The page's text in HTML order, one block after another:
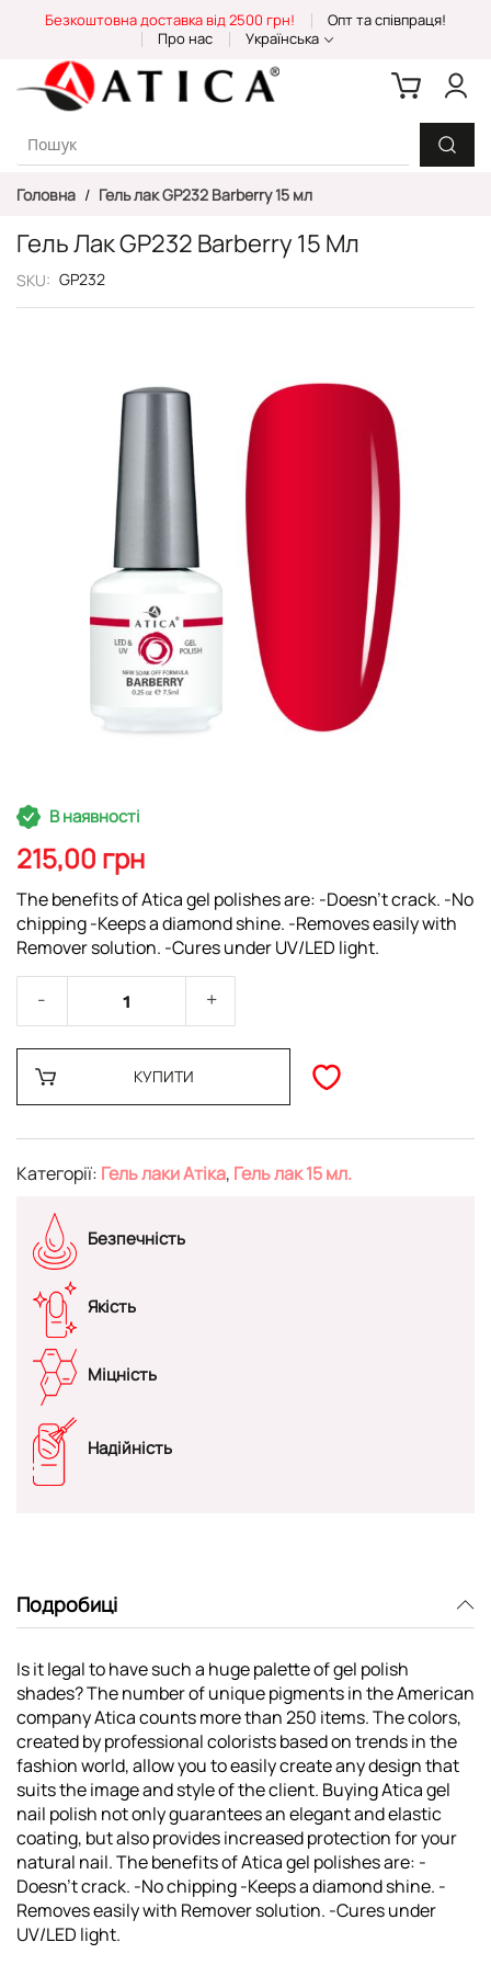
Content
Безкоштовна доставка від 2500 грн!
Опт та співпраця!
Про нас
Українська
Головна Гель лак GP232 Barberry 15 мл
Гель Лак GP232 Barberry 15 Мл
SKU GP232
Перейти
до
початку
галереї
зображень
В наявності
215,00 грн
The benefits of Atica gel polishes are: -Doesn't crack. -No
chipping -Keeps a diamond shine. -Removes easily with
Remover solution. -Cures under UV/LED light.
КУПИТИ
Категорії: Гель лаки Атіка, Гель лак 15 мл.
Безпечність
Якість
Міцність
Надійність
Подробиці
Is it legal to have such a huge palette of gel polish
shades? The number of unique pigments in the American
company Atica counts more than 250 items. The colors,
created by professional colorists based on trends in the
fashion world, allow you to easily create any design that
suits the image and style of the client. Buying Atica gel
nail polish not only guarantees an elegant and elastic
coating, but also provides increased protection for your
natural nail. The benefits of Atica gel polishes are: -
Doesn't crack. -No chipping -Keeps a diamond shine. -
Removes easily with Remover solution. -Cures under
UV/LED light.